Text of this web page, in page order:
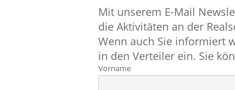
Mit unserem E-Mail
die Aktivitäten an der
Wenn auch Sie informiert
in den Verteiler ein. Sie
Vorname